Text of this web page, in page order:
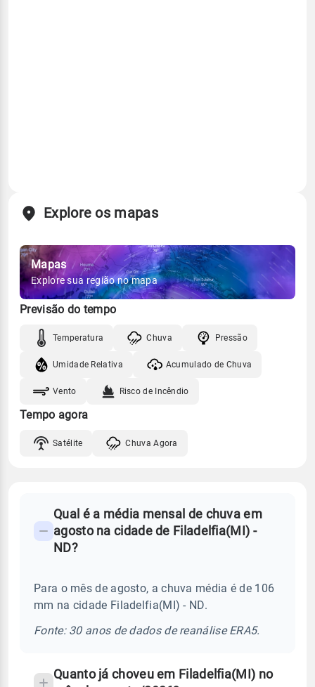
Explore os mapas
Mapas
Explore sua região no mapa
Previsão do tempo
Temperatura Chuva Pressão
Umidade Relativa Acumulado de Chuva
Vento Risco de Incêndio
Tempo agora
Satélite Chuva Agora
Perguntas
frequentes
chuva
temperatura
Qual é a média mensal de chuva em
agosto na cidade de Filadelfia(MI) -
ND?
Para o mês de agosto, a chuva média é de 106
mm na cidade Filadelfia(MI) - ND.
Fonte: 30 anos de dados de reanálise ERA5.
Quanto já choveu em Filadelfia(MI) no